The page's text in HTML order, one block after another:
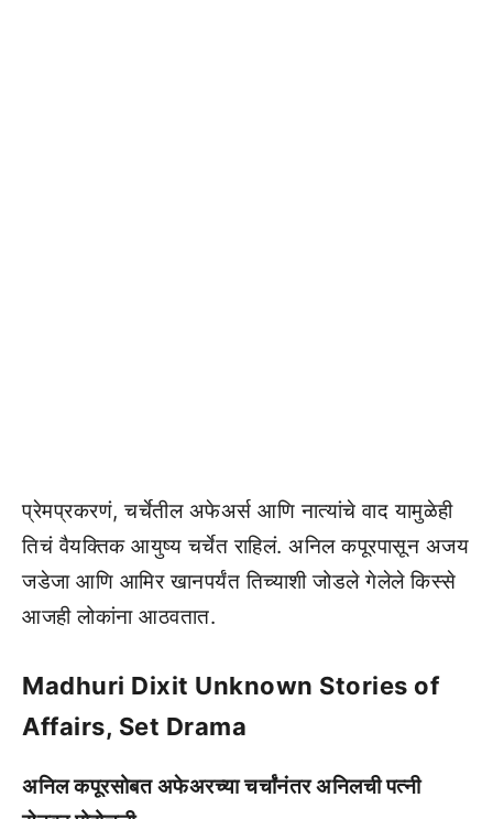
प्रेमप्रकरणं, चर्चेतील अफेअर्स आणि नात्यांचे वाद यामुळेही
तिचं वैयक्तिक आयुष्य चर्चेत राहिलं. अनिल कपूरपासून अजय
जडेजा आणि आमिर खानपर्यंत तिच्याशी जोडले गेलेले किस्से
आजही लोकांना आठवतात.
Madhuri Dixit Unknown Stories of
Affairs, Set Drama
अनिल कपूरसोबत अफेअरच्या चर्चांनंतर अनिलची पत्नी